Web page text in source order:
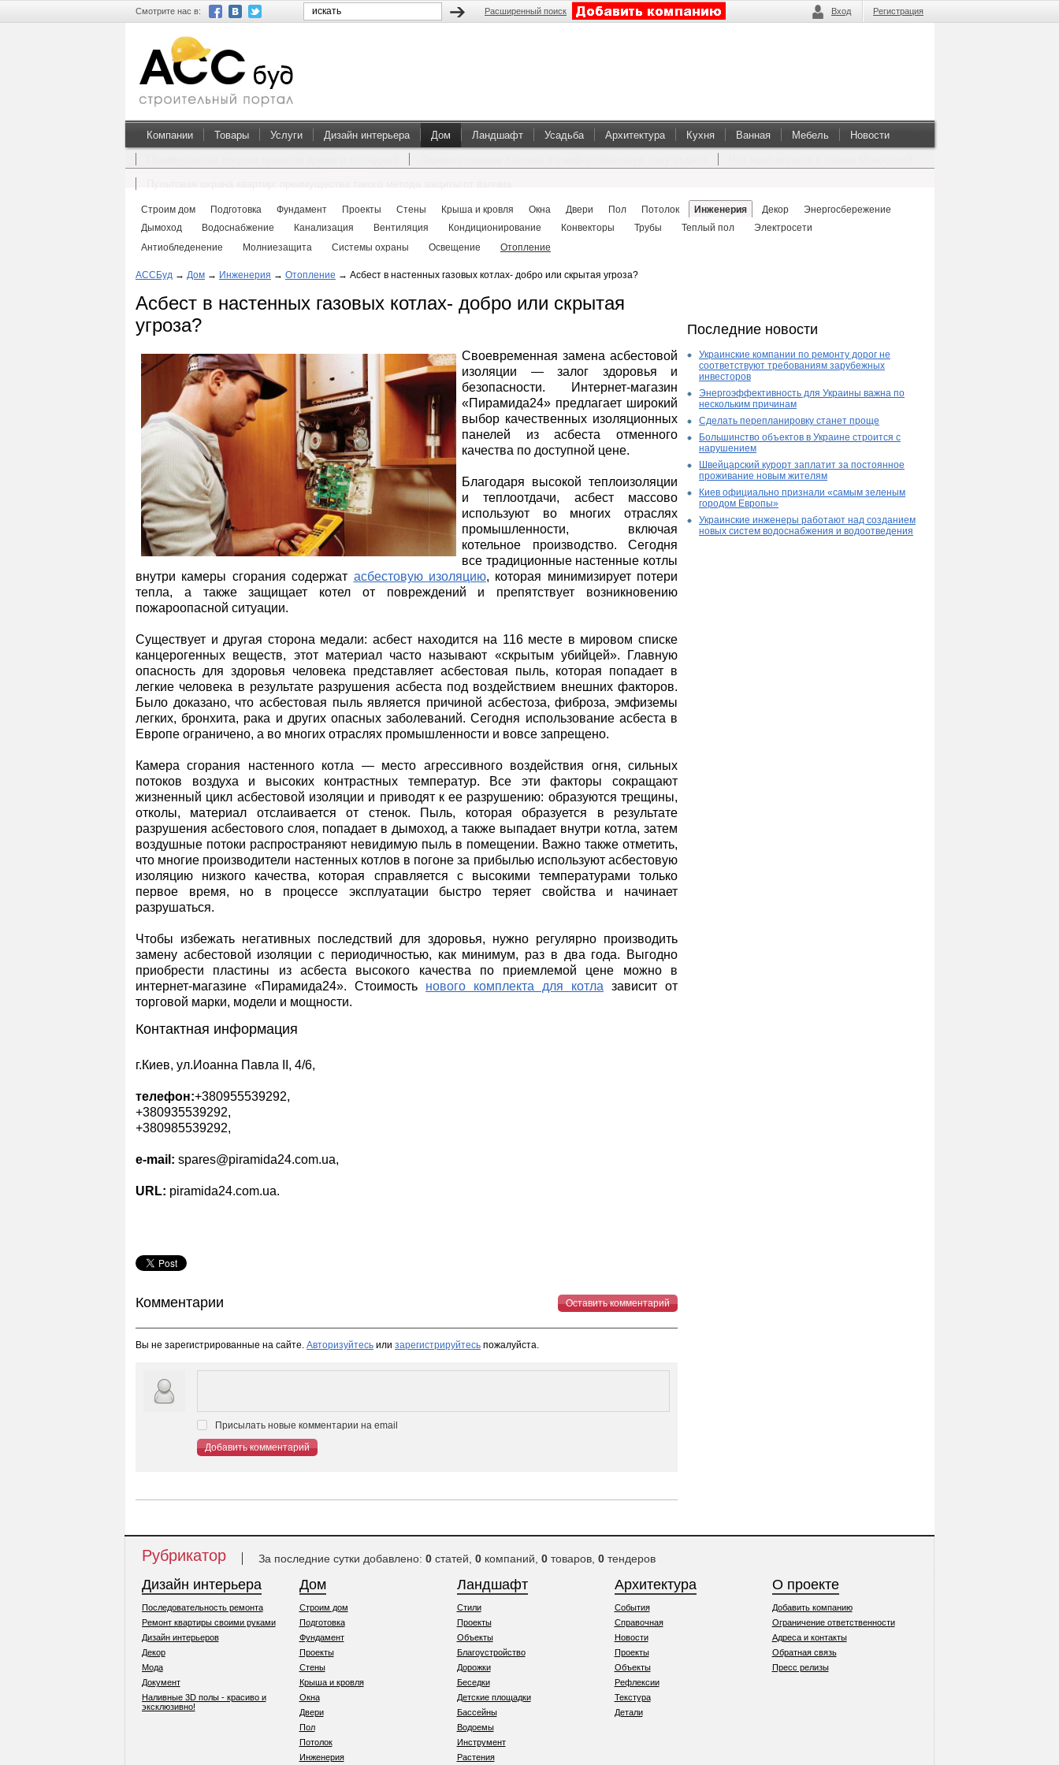
Смотрите нас в: Расширенный поиск Вход Регистрация
Компании Товары Услуги Дизайн интерьера Дом Ландшафт Усадьба Архитектура Кухня Ванная Мебель Новости
Строим дом Подготовка Фундамент Проекты Стены Крыша и кровля Окна Двери Пол Потолок Инженерия Декор
Энергосбережение
Дымоход
Водоснабжение Канализация Вентиляция Кондиционирование Конвекторы Трубы Теплый пол
Электросети
Антиобледенение
Молниезащита Системы охраны Освещение Отопление
АССБуд → Дом → Инженерия → Отопление → Асбест в настенных газовых котлах- добро или скрытая угроза?
Асбест в настенных газовых котлах- добро или скрытая
угроза?
Своевременная замена асбестовой
изоляции — залог здоровья и
безопасности. Интернет-магазин
«Пирамида24» предлагает широкий
выбор качественных изоляционных
панелей из асбеста отменного
качества по доступной цене.
Благодаря высокой теплоизоляции
и теплоотдачи, асбест массово
используют во многих отраслях
промышленности, включая
котельное производство. Сегодня
все традиционные настенные котлы
внутри камеры сгорания содержат асбестовую изоляцию, которая минимизирует потери
тепла, а также защищает котел от повреждений и препятствует возникновению
пожароопасной ситуации.
Существует и другая сторона медали: асбест находится на 116 месте в мировом списке
канцерогенных веществ, этот материал часто называют «скрытым убийцей». Главную
опасность для здоровья человека представляет асбестовая пыль, которая попадает в
легкие человека в результате разрушения асбеста под воздействием внешних факторов.
Было доказано, что асбестовая пыль является причиной асбестоза, фиброза, эмфиземы
легких, бронхита, рака и других опасных заболеваний. Сегодня использование асбеста в
Европе ограничено, а во многих отраслях промышленности и вовсе запрещено.
Камера сгорания настенного котла — место агрессивного воздействия огня, сильных
потоков воздуха и высоких контрастных температур. Все эти факторы сокращают
жизненный цикл асбестовой изоляции и приводят к ее разрушению: образуются трещины,
отколы, материал отслаивается от стенок. Пыль, которая образуется в результате
разрушения асбестового слоя, попадает в дымоход, а также выпадает внутри котла, затем
воздушные потоки распространяют невидимую пыль в помещении. Важно также отметить,
что многие производители настенных котлов в погоне за прибылью используют асбестовую
изоляцию низкого качества, которая справляется с высокими температурами только
первое время, но в процессе эксплуатации быстро теряет свойства и начинает
разрушаться.
Чтобы избежать негативных последствий для здоровья, нужно регулярно производить
замену асбестовой изоляции с периодичностью, как минимум, раз в два года. Выгодно
приобрести пластины из асбеста высокого качества по приемлемой цене можно в
интернет-магазине «Пирамида24». Стоимость нового комплекта для котла зависит от
торговой марки, модели и мощности.
Контактная информация
г.Киев, ул.Иоанна Павла II, 4/6,
телефон:+380955539292,
+380935539292,
+380985539292,
e-mail: spares@piramida24.com.ua,
URL: piramida24.com.ua.
Комментарии Оставить комментарий
Вы не зарегистрированные на сайте. Авторизуйтесь или зарегистрируйтесь пожалуйста.
Присылать новые комментарии на email
Добавить комментарий
Последние новости
Украинские компании по ремонту дорог не
соответствуют требованиям зарубежных
инвесторов
Энергоэффективность для Украины важна по
нескольким причинам
Сделать перепланировку станет проще
Большинство объектов в Украине строится с
нарушением
Швейцарский курорт заплатит за постоянное
проживание новым жителям
Киев официально признали «самым зеленым
городом Европы»
Украинские инженеры работают над созданием
новых систем водоснабжения и водоотведения
Рубрикатор За последние сутки добавлено: 0статей, 0компаний, 0товаров, 0тендеров
Дизайн интерьера
Последовательность ремонта
Ремонт квартиры своими руками
Дизайн интерьеров
Декор
Мода
Документ
Наливные 3D полы - красиво и
эксклюзивно!
Дом
Строим дом
Подготовка
Фундамент
Проекты
Стены
Крыша и кровля
Окна
Двери
Пол
Потолок
Инженерия
Ландшафт
Стили
Проекты
Объекты
Благоустройство
Дорожки
Беседки
Детские площадки
Бассейны
Водоемы
Инструмент
Растения
Архитектура
События
Справочная
Новости
Проекты
Объекты
Рефлексии
Текстура
Детали
О проекте
Добавить компанию
Ограничение ответственности
Адреса и контакты
Обратная связь
Пресс релизы